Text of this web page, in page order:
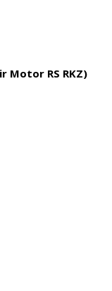
Motor RS RKZ)